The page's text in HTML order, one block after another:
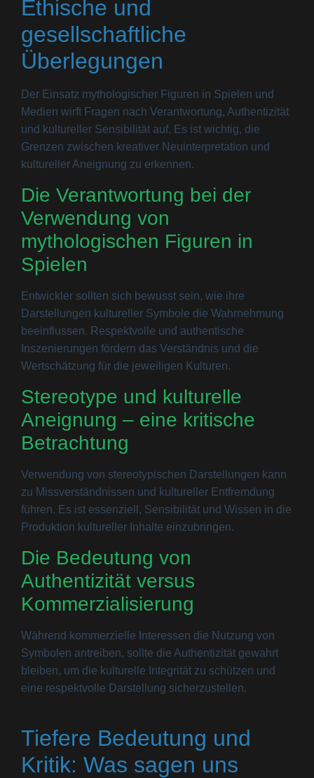
Ethische und
gesellschaftliche
Überlegungen
Der Einsatz mythologischer Figuren in Spielen und
Medien wirft Fragen nach Verantwortung, Authentizität
und kultureller Sensibilität auf. Es ist wichtig, die
Grenzen zwischen kreativer Neuinterpretation und
kultureller Aneignung zu erkennen.
Die Verantwortung bei der
Verwendung von
mythologischen Figuren in
Spielen
Entwickler sollten sich bewusst sein, wie ihre
Darstellungen kultureller Symbole die Wahrnehmung
beeinflussen. Respektvolle und authentische
Inszenierungen fördern das Verständnis und die
Wertschätzung für die jeweiligen Kulturen.
Stereotype und kulturelle
Aneignung – eine kritische
Betrachtung
Verwendung von stereotypischen Darstellungen kann
zu Missverständnissen und kultureller Entfremdung
führen. Es ist essenziell, Sensibilität und Wissen in die
Produktion kultureller Inhalte einzubringen.
Die Bedeutung von
Authentizität versus
Kommerzialisierung
Während kommerzielle Interessen die Nutzung von
Symbolen antreiben, sollte die Authentizität gewahrt
bleiben, um die kulturelle Integrität zu schützen und
eine respektvolle Darstellung sicherzustellen.
Tiefere Bedeutung und
Kritik: Was sagen uns